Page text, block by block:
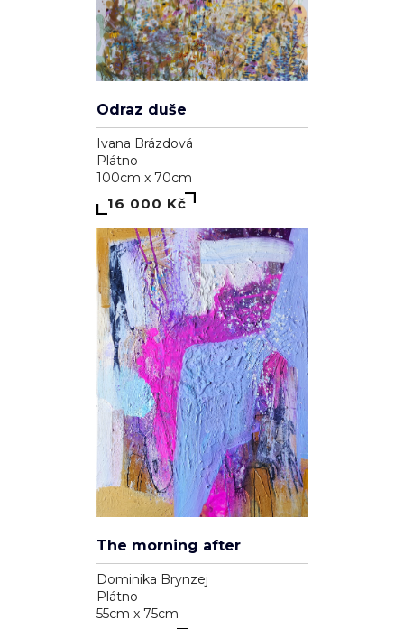
Odraz duše
Ivana Brázdová
Plátno
100cm x 70cm
16 000 Kč
The morning after
Dominika Brynzej
Plátno
55cm x 75cm